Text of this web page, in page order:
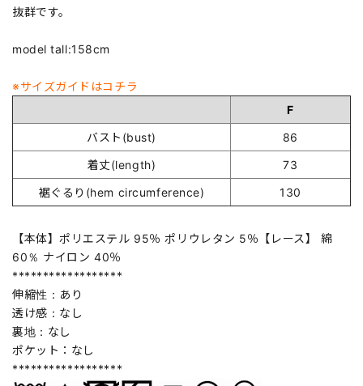
抜群です。
model tall:158cm
※サイズガイドはコチラ
F
バスト(bust)
86
着丈(length)
73
裾ぐるり(hem circumference)
130
【本体】ポリエステル 95％ ポリウレタン 5％【レース】 綿
60％ ナイロン 40％
******************
伸縮性：あり
透け感：なし
裏地：なし
ポケット：なし
******************